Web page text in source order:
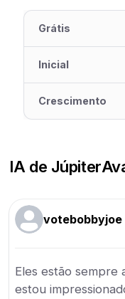
Grátis
Inicial
Crescimento
IA de Júpiter
votebobbyjoe
Eles estão sempre
estou